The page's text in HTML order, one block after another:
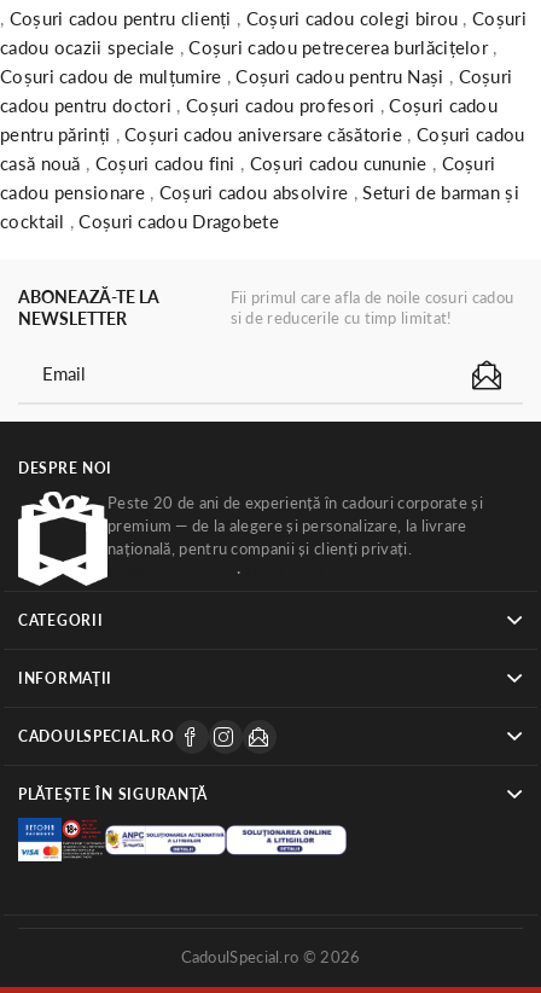
, Coșuri cadou pentru clienți , Coșuri cadou colegi birou ,Coșuri
cadou ocazii speciale ,Coșuri cadou petrecerea burlăcițelor ,
Coșuri cadou de mulțumire ,Coșuri cadou pentru Nași , Coșuri
cadou pentru doctori , Coșuri cadou profesori ,Coșuri cadou
pentru părinți ,Coșuri cadou aniversare căsătorie , Coșuri cadou
casă nouă , Coșuri cadou fini , Coșuri cadou cununie , Coșuri
cadou pensionare , Coșuri cadou absolvire ,Seturi de barman și
cocktail ,Coșuri cadou Dragobete
ABONEAZĂ-TE LA
NEWSLETTER
Fii primul care afla de noile cosuri cadou
si de reducerile cu timp limitat!
DESPRE NOI
Peste 20 de ani de experiență în cadouri corporate și
premium — de la alegere și personalizare, la livrare
națională, pentru companii și clienți privați.
·
CATEGORII
INFORMAŢII
CADOULSPECIAL.RO
PLĂTEȘTE ÎN SIGURANȚĂ
CadoulSpecial.ro © 2026